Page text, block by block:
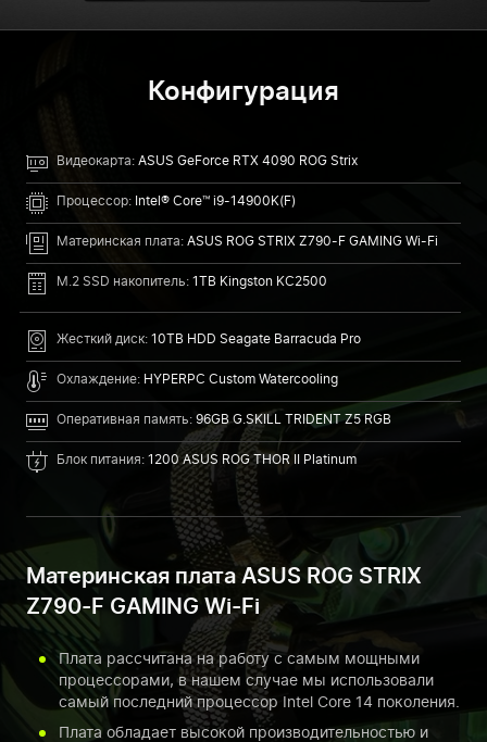
Конфигурация
Видеокарта: ASUS GeForce RTX 4090 ROG Strix
Процессор: Intel® Core™ i9-14900K(F)
Материнская плата: ASUS ROG STRIX Z790-F GAMING Wi-Fi
M.2 SSD накопитель: 1TB Kingston KC2500
Жесткий диск: 10TB HDD Seagate Barracuda Pro
Охлаждение: HYPERPC Custom Watercooling
Оперативная память: 96GB G.SKILL TRIDENT Z5 RGB
Блок питания: 1200 ASUS ROG THOR II Platinum
Материнская плата ASUS ROG STRIX
Z790-F GAMING Wi-Fi
Плата рассчитана на работу с самым мощными
процессорами, в нашем случае мы использовали
самый последний процессор Intel Core 14 поколения.
Плата обладает высокой производительностью и